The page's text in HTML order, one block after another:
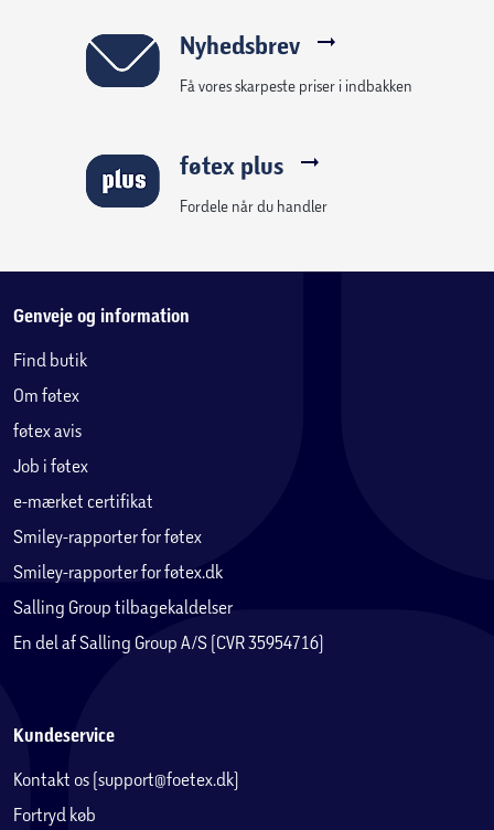
Nyhedsbrev
Få vores skarpeste priser i indbakken
føtex plus
Fordele når du handler
Genveje og information
Find butik
Om føtex
føtex avis
Job i føtex
e-mærket certifikat
Smiley-rapporter for føtex
Smiley-rapporter for føtex.dk
Salling Group tilbagekaldelser
En del af Salling Group A/S (CVR 35954716)
Kundeservice
Kontakt os (support@foetex.dk)
Fortryd køb